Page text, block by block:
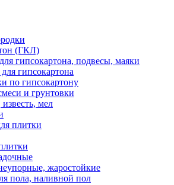
(ГКЛ)
гипсокартона, подвесы, маяки
гипсокартона
по гипсокартону
и грунтовки
мел
плитки
жаростойкие
пола, наливной пол